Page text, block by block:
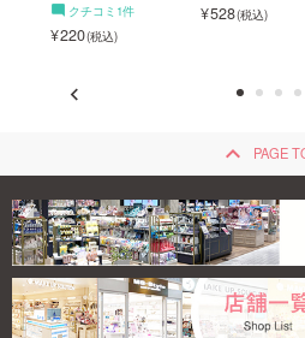
クチコミ1件
220
528
keyboard_arrow_up PAGE